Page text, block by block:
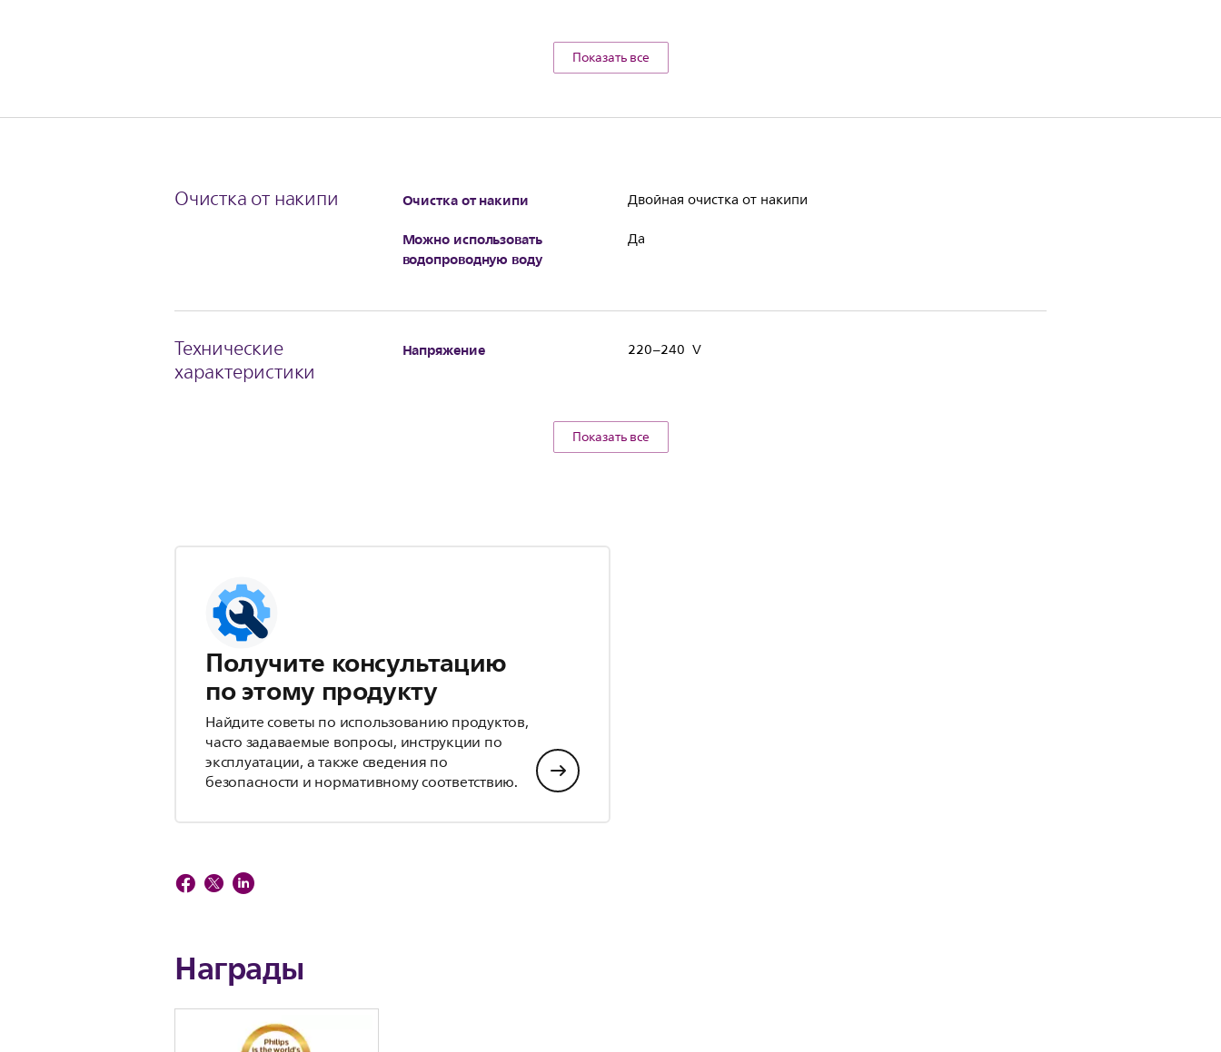
Показать все
Очистка от накипи Очистка от накипи Двойная очистка от накипи
Можно использовать
водопроводную воду
Да
Технические
характеристики
Напряжение 220–240 V
Показать все
Получите консультацию
по этому продукту
Найдите советы по использованию продуктов,
часто задаваемые вопросы, инструкции по
эксплуатации, а также сведения по
безопасности и нормативному соответствию.
Награды